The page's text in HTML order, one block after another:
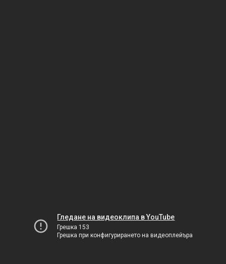
Гледане на видеоклипа в YouTube
Грешка 153
Грешка при конфигурирането на видеоплейъра